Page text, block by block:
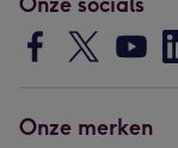
Onze merken